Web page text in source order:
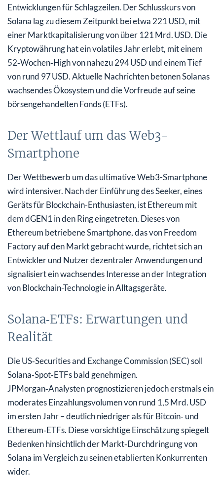
Entwicklungen für Schlagzeilen. Der Schlusskurs von
Solana lag zu diesem Zeitpunkt bei etwa 221 USD, mit
einer Marktkapitalisierung von über 121 Mrd. USD. Die
Kryptowährung hat ein volatiles Jahr erlebt, mit einem
52‑Wochen‑High von nahezu 294 USD und einem Tief
von rund 97 USD. Aktuelle Nachrichten betonen Solanas
wachsendes Ökosystem und die Vorfreude auf seine
börsengehandelten Fonds (ETFs).
Der Wettlauf um das Web3-
Smartphone
Der Wettbewerb um das ultimative Web3-Smartphone
wird intensiver. Nach der Einführung des Seeker, eines
Geräts für Blockchain-Enthusiasten, ist Ethereum mit
dem dGEN1 in den Ring eingetreten. Dieses von
Ethereum betriebene Smartphone, das von Freedom
Factory auf den Markt gebracht wurde, richtet sich an
Entwickler und Nutzer dezentraler Anwendungen und
signalisiert ein wachsendes Interesse an der Integration
von Blockchain-Technologie in Alltagsgeräte.
Solana‑ETFs: Erwartungen und
Realität
Die US‑Securities and Exchange Commission (SEC) soll
Solana‑Spot‑ETFs bald genehmigen.
JPMorgan‑Analysten prognostizieren jedoch erstmals ein
moderates Einzahlungsvolumen von rund 1,5 Mrd. USD
im ersten Jahr – deutlich niedriger als für Bitcoin‑ und
Ethereum‑ETFs. Diese vorsichtige Einschätzung spiegelt
Bedenken hinsichtlich der Markt‑Durchdringung von
Solana im Vergleich zu seinen etablierten Konkurrenten
wider.